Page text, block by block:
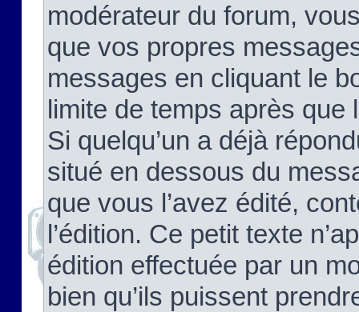
modérateur du forum,
que vos propres
messages en cliquant le
limite de temps après que
Si quelqu’un a déjà
situé en dessous du
que vous l’avez édité,
l’édition. Ce petit texte
édition effectuée par un
bien qu’ils puissent